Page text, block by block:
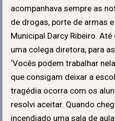
acompanhava sempre as
de drogas, porte de armas
Municipal Darcy Ribeiro.
uma colega diretora, para
‘Vocês podem trabalhar
que consigam deixar a
tragédia ocorra com os
resolvi aceitar. Quando
incendiado uma sala de